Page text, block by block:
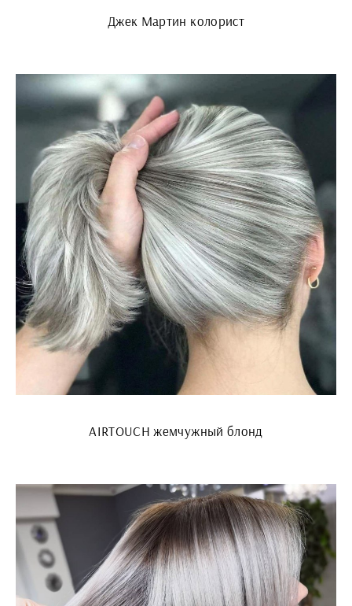
Джек Мартин колорист
AIRTOUCH жемчужный блонд